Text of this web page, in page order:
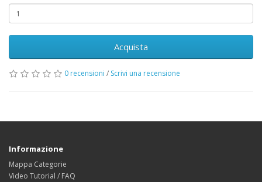
Acquista
0 recensioni / Scrivi una recensione
Informazione
Mappa Categorie
Video Tutorial / FAQ